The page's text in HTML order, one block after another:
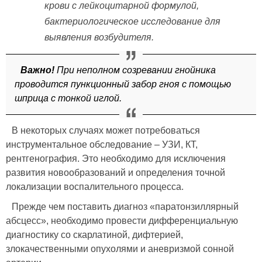
крови с лейкоцитарной формулой,
бактериологическое исследование для
выявления возбудителя.
Важно! При неполном созревании гнойника
проводится пункционный забор гноя с помощью
шприца с тонкой иглой.
В некоторых случаях может потребоваться
инструментальное обследование – УЗИ, КТ,
рентгенография. Это необходимо для исключения
развития новообразований и определения точной
локализации воспалительного процесса.
Прежде чем поставить диагноз «паратонзиллярный
абсцесс», необходимо провести дифференциальную
диагностику со скарлатиной, дифтерией,
злокачественными опухолями и аневризмой сонной